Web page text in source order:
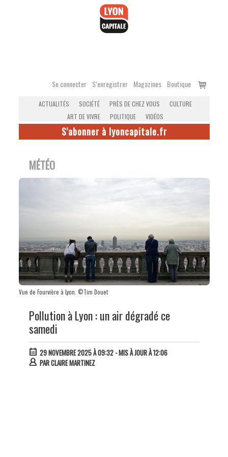
Se connecter S’enregistrer Magazines Boutique
Voir
ACTUALITÉS SOCIÉTÉ PRÈS DE CHEZ VOUS
CULTURE
ART DE VIVRE
POLITIQUE VIDÉOS
S'abonner à lyoncapitale.fr
MÉTÉO
Vue de Fourvière à Lyon. ©Tim Douet
Pollution à Lyon : un air dégradé ce
samedi
29 NOVEMBRE 2025 À 09:32- MIS À JOUR À 12:06
PARCLAIRE MARTINEZ